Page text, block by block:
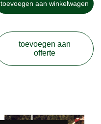
toevoegen aan winkelwagen
toevoegen aan
offerte